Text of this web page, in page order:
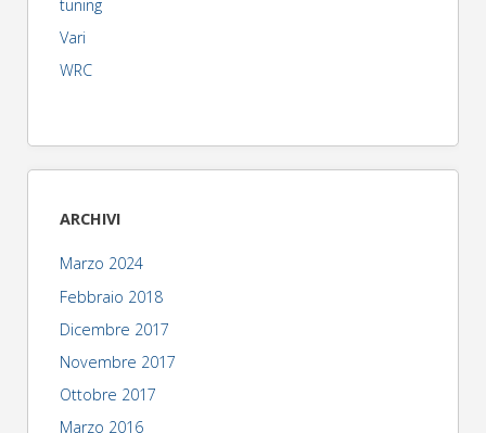
tuning
Vari
WRC
ARCHIVI
Marzo 2024
Febbraio 2018
Dicembre 2017
Novembre 2017
Ottobre 2017
Marzo 2016